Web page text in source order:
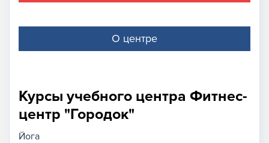
О центре
Курсы учебного центра Фитнес-
центр "Городок"
Йога